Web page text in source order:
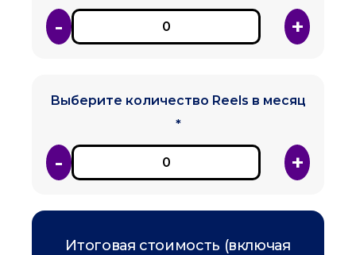
- +
Выберите количество Reels в месяц
*
- +
Итоговая стоимость (включая